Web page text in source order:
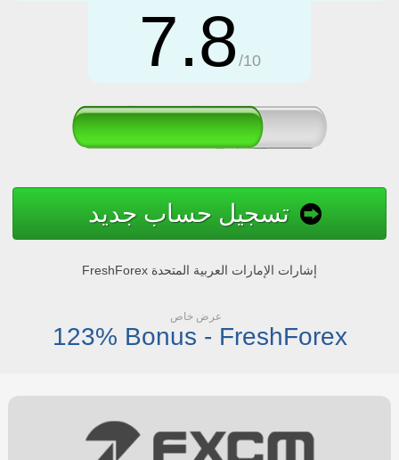
7.8 /10
تسجيل حساب جديد
FreshForex إشارات الإمارات العربية المتحدة
عرض خاص
123% Bonus - FreshForex